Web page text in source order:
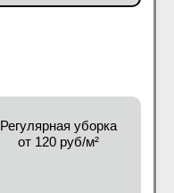
Регулярная уборка
от 120 руб/м²